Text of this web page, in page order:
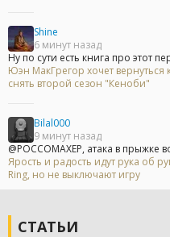
Shine
6 минут назад
Ну по сути есть книга про этот
Юэн МакГрегор хочет
снять второй сезон "Кеноби"
Bilal000
9 минут назад
@POCCOMAXEP, атака в
Ярость и радость идут рука об
Ring, но не выключают игру
СТАТЬИ